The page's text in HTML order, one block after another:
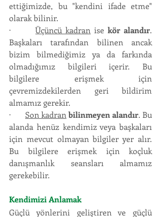
ettiğimizde, bu "kendini ifade etme"
olarak bilinir.
· Üçüncü kadran ise kör alandır.
Başkaları tarafından bilinen ancak
bizim bilmediğimiz ya da farkında
olmadığımız bilgileri içerir. Bu
bilgilere erişmek için
çevremizdekilerden geri bildirim
almamız gerekir.
· Son kadranbilinmeyen alandır. Bu
alanda henüz kendimiz veya başkaları
için mevcut olmayan bilgiler yer alır.
Bu bilgilere erişmek için koçluk
danışmanlık seansları almamız
gerekebilir.
Kendimizi Anlamak
Güçlü yönlerini geliştiren ve güçlü